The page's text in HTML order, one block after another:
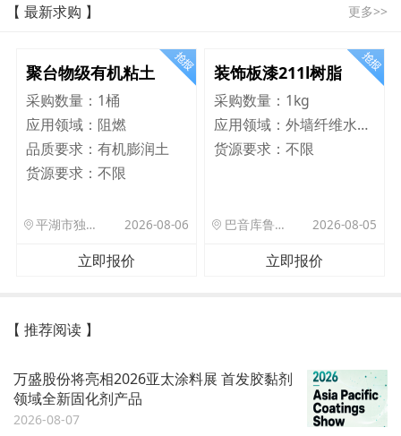
【 最新求购 】 更多>>
聚台物级有机粘土
采购数量： 1桶
应用领域： 阻燃
品质要求： 有机膨润土
货源要求： 不限
平湖市独山港镇集港路 589 号 2026-08-06
立即报价
装饰板漆211l树脂
采购数量： 1kg
应用领域：
外墙纤维水泥板
货源要求：不限
巴音库鲁提镇,托帕口岸六号库房 2026-08-05
立即报价
【 推荐阅读 】
万盛股份将亮相2026亚太涂料展 首发胶黏剂
领域全新固化剂产品
2026-08-07